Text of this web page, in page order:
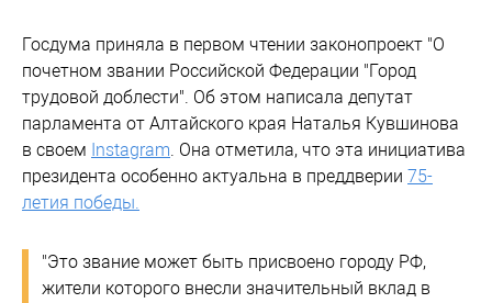
Госдума приняла в первом чтении законопроект "О
почетном звании Российской Федерации "Город
трудовой доблести". Об этом написала депутат
парламента от Алтайского края Наталья Кувшинова
в своем Instagram. Она отметила, что эта инициатива
президента особенно актуальна в преддверии 75-
летия победы.
"Это звание может быть присвоено городу РФ,
жители которого внесли значительный вклад в